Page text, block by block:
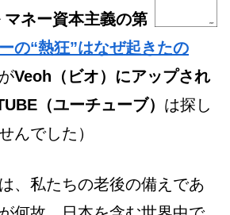
ネー資本主義の第
の“熱狂”はなぜ起きたの
がVeoh（ビオ） にアップされ
（ユーチューブ） は探し
んでした）
、私たちの老後の備えであ